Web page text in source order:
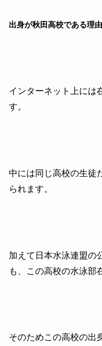
出身が秋田高校である理由
インターネット上には
す。
中には同じ高校の生徒
られます。
加えて日本水泳連盟の
も、この高校の水泳部
そのためこの高校の出